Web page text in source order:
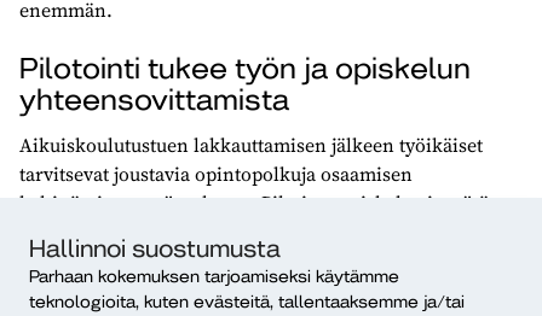
Hallinnoi suostumusta
Parhaan kokemuksen tarjoamiseksi käytämme
teknologioita, kuten evästeitä, tallentaaksemme ja/tai
enemmän.
Pilotointi tukee työn ja opiskelun
yhteensovittamista
Aikuiskoulutustuen lakkauttamisen jälkeen työikäiset
tarvitsevat joustavia opintopolkuja osaamisen
kehittämiseen työn ohessa. Pilotissa opiskelua ja työtä
opintosuunnitelmien ja aiemman osaamisen
tunnistamisen avulla.